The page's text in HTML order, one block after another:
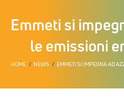
Emmeti si
le emissioni
HOME NEWS EMMETI SI IMPEGNA AD